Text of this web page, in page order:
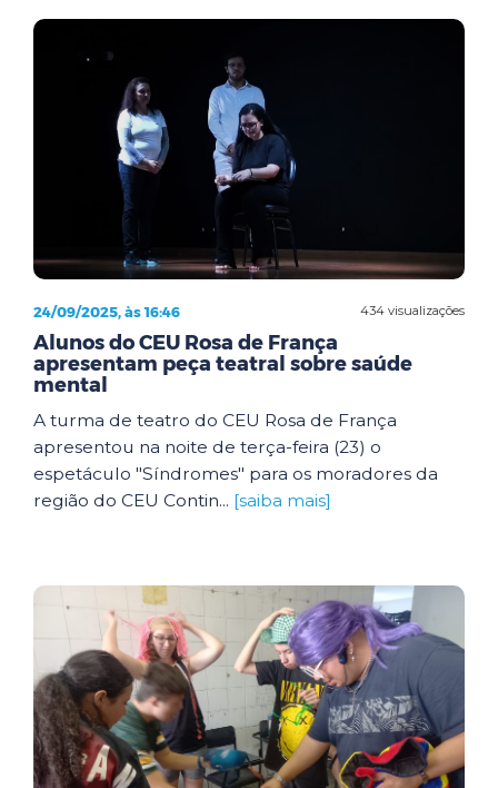
434 visualizações
24/09/2025, às 16:46
Alunos do CEU Rosa de França
apresentam peça teatral sobre saúde
mental
A turma de teatro do CEU Rosa de França
apresentou na noite de terça-feira (23) o
espetáculo "Síndromes" para os moradores da
região do CEU Contin... [saiba mais]